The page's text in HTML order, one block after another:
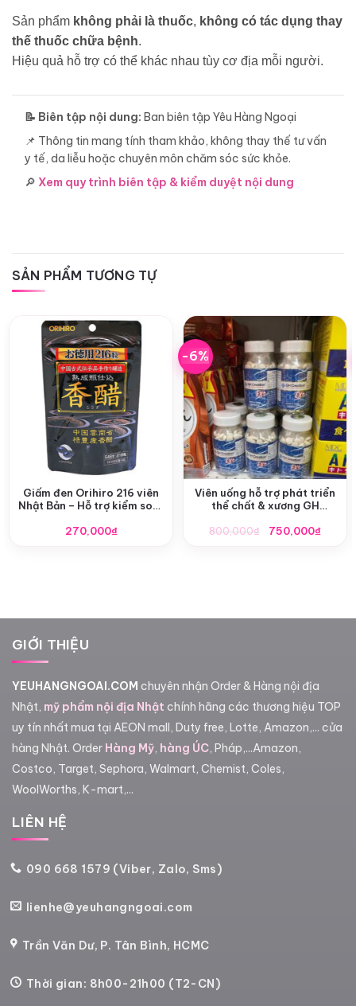
Sản phẩm không phải là thuốc, không có tác dụng thay
thế thuốc chữa bệnh.
Hiệu quả hỗ trợ có thể khác nhau tùy cơ địa mỗi người.
📝 Biên tập nội dung: Ban biên tập Yêu Hàng Ngoại
📌 Thông tin mang tính tham khảo, không thay thế tư vấn
y tế, da liễu hoặc chuyên môn chăm sóc sức khỏe.
🔎 Xem quy trình biên tập & kiểm duyệt nội dung
SẢN PHẨM TƯƠNG TỰ
Giấm đen Orihiro 216 viên
Nhật Bản – Hỗ trợ kiểm soát
270,000₫
-6%
Viên uống hỗ trợ phát triển
thể chất & xương GH
800,000₫
Giá
750,000₫Giá
GIỚI THIỆU
YEUHANGNGOAI.COM chuyên nhận Order & Hàng nội địa
Nhật, mỹ phẩm nội địa Nhật chính hãng các thương hiệu TOP
uy tín nhất mua tại AEON mall, Duty free, Lotte, Amazon,... cửa
hàng Nhật. Order Hàng Mỹ, hàng ÚC, Pháp,...Amazon,
Costco, Target, Sephora, Walmart, Chemist, Coles,
WoolWorths, K-mart,...
LIÊN HỆ
090 668 1579 (Viber, Zalo, Sms)
lienhe@yeuhangngoai.com
Trần Văn Dư, P. Tân Bình, HCMC
Thời gian: 8h00-21h00 (T2-CN)